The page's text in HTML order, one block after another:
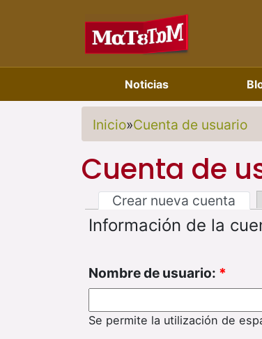
Noticias
Inicio»Cuenta de usuario
Cuenta de
Crear nueva cuenta
Información de la
Nombre de usuario: *
Se permite la utilización de